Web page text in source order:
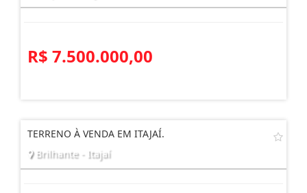
R$ 7.500.000,00
TERRENO À VENDA EM ITAJAÍ.
Brilhante - Itajaí